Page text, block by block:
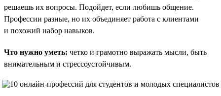
решаешь их вопросы. Подойдет, если любишь общение.
Профессии разные, но их объединяет работа с клиентами
и похожий набор навыков.
Что нужно уметь: четко и грамотно выражать мысли, быть
внимательным и стрессоустойчивым.